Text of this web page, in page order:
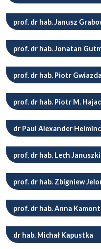
prof. dr hab. Janusz
prof. dr hab. Jonatan
prof. dr hab. Piotr Gwiazda
prof. dr hab. Piotr M. Hajac
dr Paul Alexander
prof. dr hab. Lech
prof. dr hab. Zbigniew
prof. dr hab. Anna Kamont
dr hab. Michał Kapustka